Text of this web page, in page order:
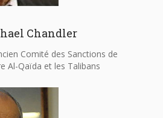
Chandler
Comité des Sanctions de
Al-Qaïda et les Talibans